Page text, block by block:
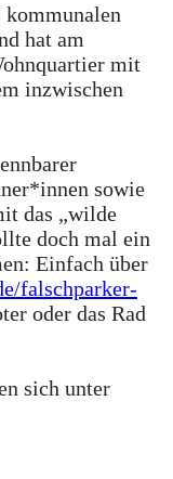
kommunalen
hat am
mit
inzwischen
sowie
das „wilde
doch mal ein
Einfach über
falschparker-
oder das Rad
sich unter